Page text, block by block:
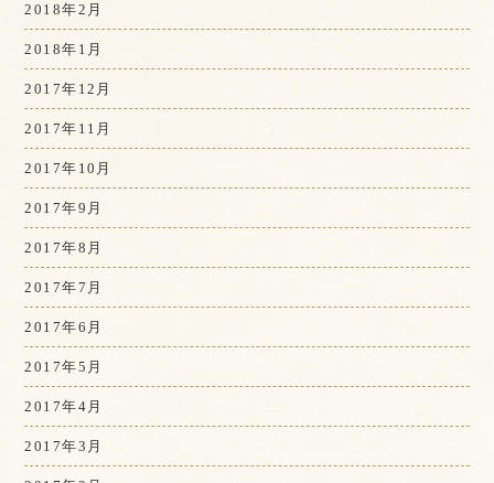
2018年2月
2018年1月
2017年12月
2017年11月
2017年10月
2017年9月
2017年8月
2017年7月
2017年6月
2017年5月
2017年4月
2017年3月